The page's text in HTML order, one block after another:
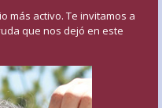
más activo. Te invitamos a
que nos dejó en este